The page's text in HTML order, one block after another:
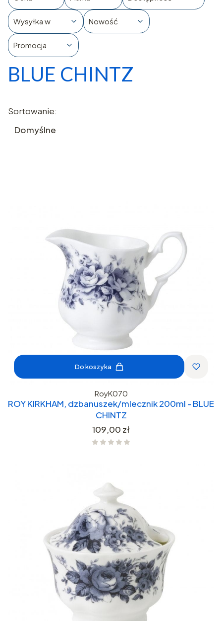
Wysyłka w Nowość
Promocja
Koniec filtrów
BLUE CHINTZ
Lista produktów
Sortowanie:
Domyślne
Do koszyka
RoyK070
ROY KIRKHAM, dzbanuszek/mlecznik 200ml - BLUE
CHINTZ
Cena
109,00 zł